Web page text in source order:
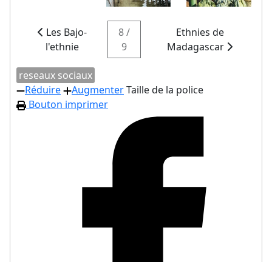
Les Bajo-
l'ethnie
8 /
9
Ethnies de
Madagascar
reseaux sociaux
Réduire
AugmenterTaille de la police
Bouton imprimer